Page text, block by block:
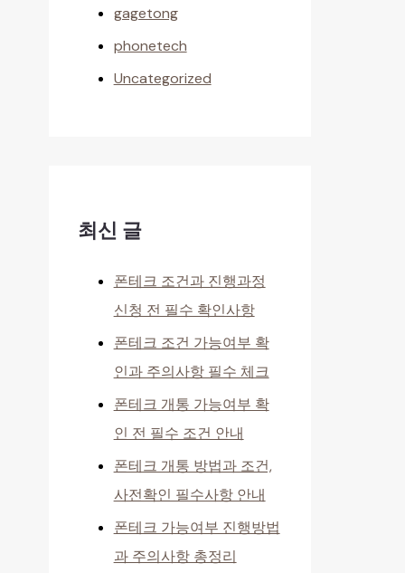
gagetong
phonetech
Uncategorized
최신 글
폰테크 조건과 진행과정
신청 전 필수 확인사항
폰테크 조건 가능여부 확
인과 주의사항 필수 체크
폰테크 개통 가능여부 확
인 전 필수 조건 안내
폰테크 개통 방법과 조건,
사전확인 필수사항 안내
폰테크 가능여부 진행방법
과 주의사항 총정리